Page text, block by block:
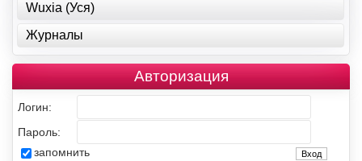
Wuxia (Уся)
Журналы
Авторизация
Логин:
Пароль:
запомнить